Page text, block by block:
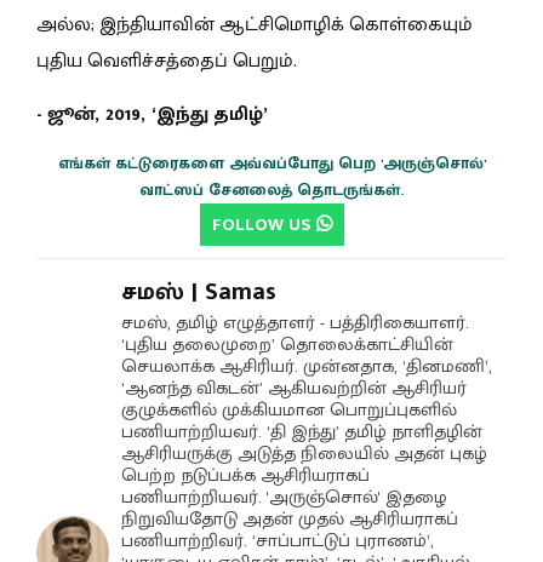
அல்ல; இந்தியாவின் ஆட்சிமொழிக் கொள்கையும்
புதிய வெளிச்சத்தைப் பெறும்.
- ஜூன், 2019, ‘இந்து தமிழ்’
எங்கள் கட்டுரைகளை அவ்வப்போது பெற 'அருஞ்சொல்'
வாட்ஸப் சேனலைத் தொடருங்கள்.
FOLLOW US
சமஸ் | Samas
சமஸ், தமிழ் எழுத்தாளர் - பத்திரிகையாளர்.
‘புதிய தலைமுறை’ தொலைக்காட்சியின்
செயலாக்க ஆசிரியர். முன்னதாக, ‘தினமணி’,
‘ஆனந்த விகடன்’ ஆகியவற்றின் ஆசிரியர்
குழுக்களில் முக்கியமான பொறுப்புகளில்
பணியாற்றியவர். ‘தி இந்து’ தமிழ் நாளிதழின்
ஆசிரியருக்கு அடுத்த நிலையில் அதன் புகழ்
பெற்ற நடுப்பக்க ஆசிரியராகப்
பணியாற்றியவர். 'அருஞ்சொல்' இதழை
நிறுவியதோடு அதன் முதல் ஆசிரியராகப்
பணியாற்றிவர். ‘சாப்பாட்டுப் புராணம்’,